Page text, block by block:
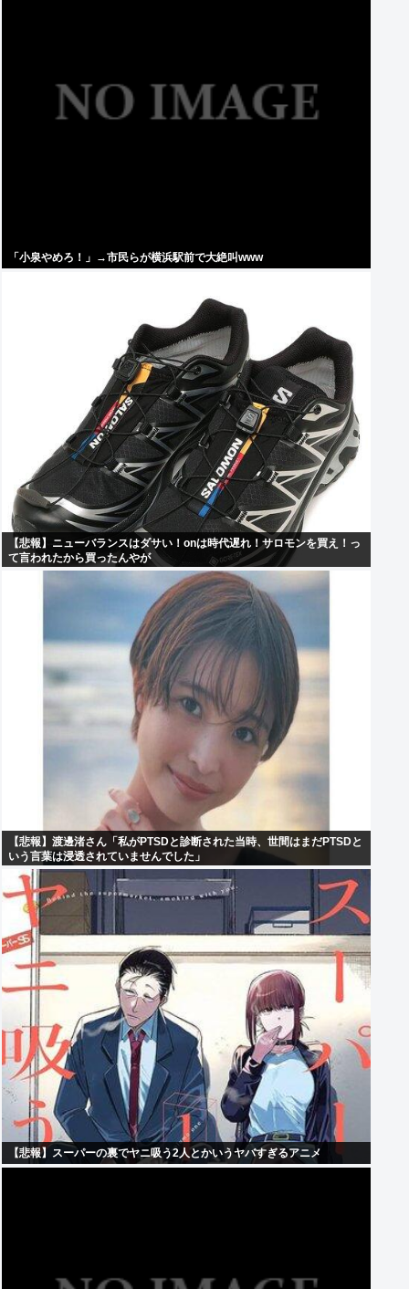
「小泉やめろ！」→市民らが横浜駅前で大絶叫www
【悲報】ニューバランスはダサい！onは時代遅れ！サロモンを買え！っ
て言われたから買ったんやが
【悲報】渡邊渚さん「私がPTSDと診断された当時、世間はまだPTSDと
いう言葉は浸透されていませんでした」
【悲報】スーパーの裏でヤニ吸う2人とかいうヤバすぎるアニメ